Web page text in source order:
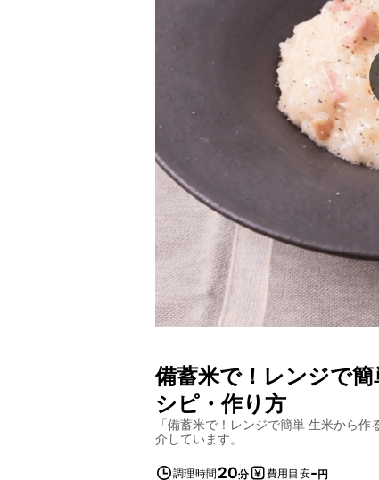
備蓄米で！レンジで
シピ・作り方
「備蓄米で！レンジで簡単 生米から作
介しています。
調理時間 20分 費用目安-円